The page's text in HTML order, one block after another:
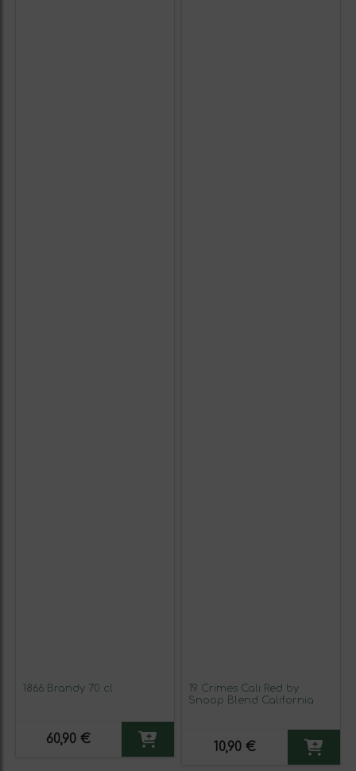
1866 Brandy 70 cl
60,90 €
19 Crimes Cali Red by
Snoop Blend California
10,90 €